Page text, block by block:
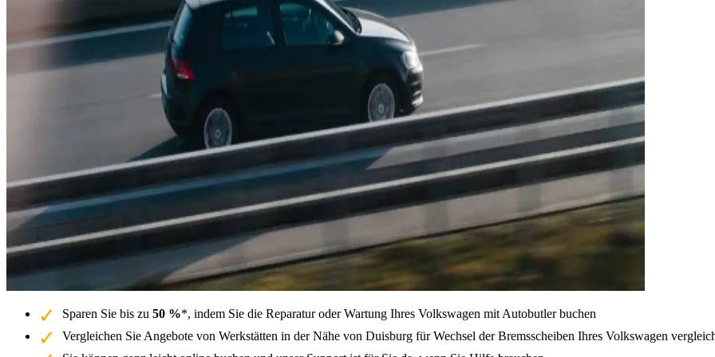
Sparen Sie bis zu 50 %*, indem Sie die Reparatur oder Wartung Ihres Volkswagen mit Autobutler buchen
Vergleichen Sie Angebote von Werkstätten in der Nähe von Duisburg für Wechsel der Bremsscheiben Ihres Volkswagen